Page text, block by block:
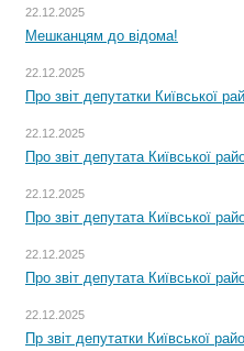
22.12.2025
Мешканцям до відома!
22.12.2025
Про звіт депутатки Київської
22.12.2025
Про звіт депутата Київської
22.12.2025
Про звіт депутата Київської
22.12.2025
Про звіт депутата Київської
22.12.2025
Пр звіт депутатки Київської